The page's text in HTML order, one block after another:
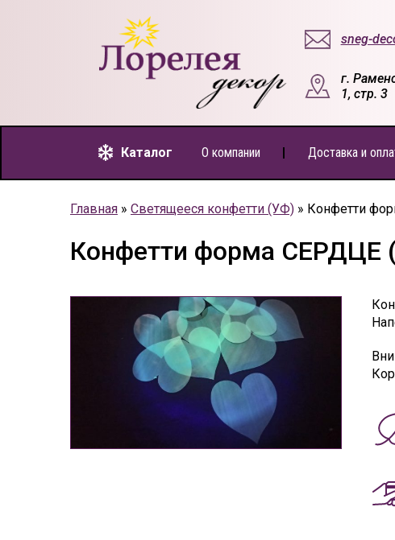
sneg-
г.
1, стр. 3
Каталог О компании Доставка и
Главная » Светящееся конфетти (УФ) » Конфетти
Конфетти форма СЕРДЦЕ